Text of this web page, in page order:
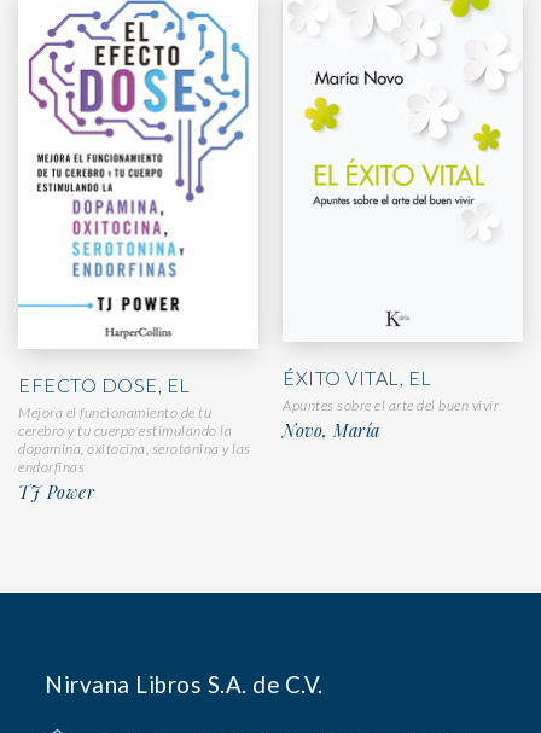
EFECTO DOSE, EL
Mejora el funcionamiento de tu
cerebro y tu cuerpo estimulando la
dopamina, oxitocina, serotonina y las
endorfinas
TJ Power
ÉXITO VITAL, EL
Apuntes sobre el arte del buen vivir
Novo, María
Nirvana Libros S.A. de C.V.